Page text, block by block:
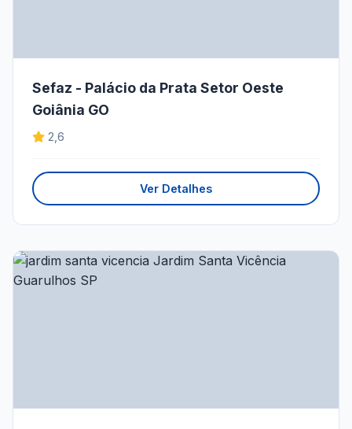
Sefaz - Palácio da Prata Setor Oeste
Goiânia GO
2,6
Ver Detalhes